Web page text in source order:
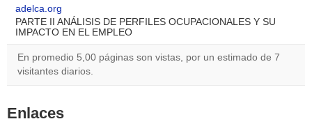
adelca.org
PARTE II ANÁLISIS DE PERFILES OCUPACIONALES Y SU
IMPACTO EN EL EMPLEO
En promedio 5,00 páginas son vistas, por un estimado de 7
visitantes diarios.
Enlaces